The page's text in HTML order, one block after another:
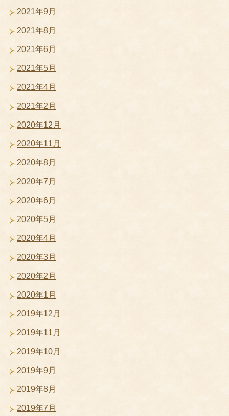
2021年9月
2021年8月
2021年6月
2021年5月
2021年4月
2021年2月
2020年12月
2020年11月
2020年8月
2020年7月
2020年6月
2020年5月
2020年4月
2020年3月
2020年2月
2020年1月
2019年12月
2019年11月
2019年10月
2019年9月
2019年8月
2019年7月